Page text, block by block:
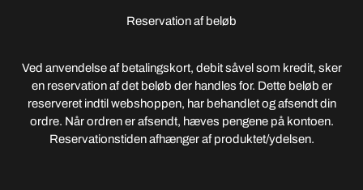
Reservation af beløb
Ved anvendelse af betalingskort, debit såvel som kredit, sker
en reservation af det beløb der handles for. Dette beløb er
reserveret indtil webshoppen, har behandlet og afsendt din
ordre. Når ordren er afsendt, hæves pengene på kontoen.
Reservationstiden afhænger af produktet/ydelsen.